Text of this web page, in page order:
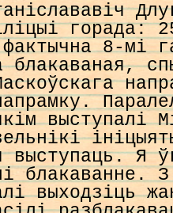
горада:
8-мі
блакаваная,
выступалі
выступаць. Я
блакаванне. З
выходзіць